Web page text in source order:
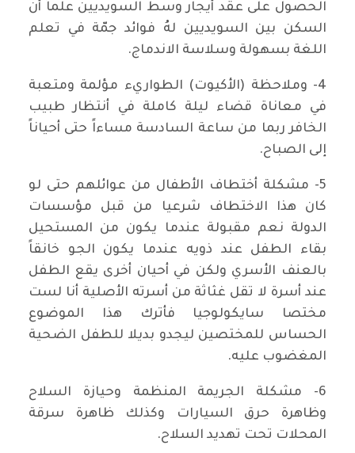
الحصول على عقد أيجار وسط السويديين علماً أن
السكن بين السويديين لهُ فوائد جمّة في تعلم
اللغة بسهولة وسلاسة الاندماج.
4- وملاحظة (الأكيوت) الطواريء مؤلمة ومتعبة
في معاناة قضاء ليلة كاملة في أنتظار طبيب
الخافر ربما من ساعة السادسة مساءاً حتى أحياناً
إلى الصباح.
5- مشكلة أختطاف الأطفال من عوائلهم حتى لو
كان هذا الاختطاف شرعيا من قبل مؤسسات
الدولة نعم مقبولة عندما يكون من المستحيل
بقاء الطفل عند ذويه عندما يكون الجو خانقاً
بالعنف الأسري ولكن في أحيان أخرى يقع الطفل
عند أسرة لا تقل غثاثة من أسرته الأصلية أنا لست
مختصا سايكولوجيا فأترك هذا الموضوع
الحساس للمختصين ليجدو بديلا للطفل الضحية
المغضوب عليه.
6- مشكلة الجريمة المنظمة وحيازة السلاح
وظاهرة حرق السيارات وكذلك ظاهرة سرقة
المحلات تحت تهديد السلاح.